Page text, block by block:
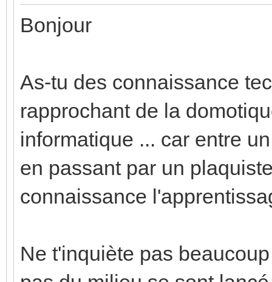
Bonjour
As-tu des connaissance
rapprochant de la
informatique ... car entre
en passant par un
connaissance
Ne t'inquiète pas